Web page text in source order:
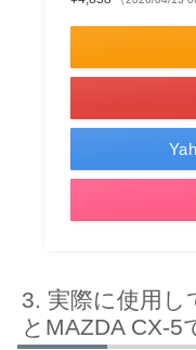
実際に使用し
とMAZDA CX-5